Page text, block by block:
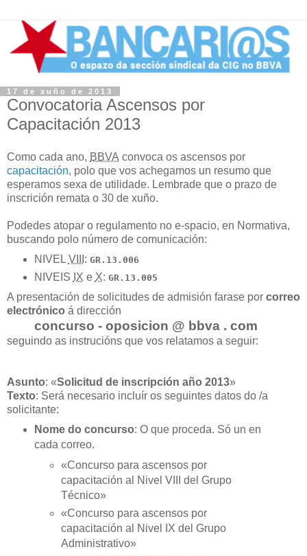
17 de xuño de 2013
Convocatoria Ascensos por
Capacitación 2013
Como cada ano, BBVA convoca os ascensos por
capacitación, polo que vos achegamos un resumo que
esperamos sexa de utilidade. Lembrade que o prazo de
inscrición remata o 30 de xuño.
Podedes atopar o regulamento no e-spacio, en Normativa,
buscando polo número de comunicación:
NIVEL VIII : GR.13.006
NIVEIS IX e X: GR.13.005
A presentación de solicitudes de admisión farase por correo
electrónico á dirección
concurso - oposicion @ bbva . com
seguindo as instrucións que vos relatamos a seguir:
Asunto: «Solicitud de inscripción año 2013»
Texto: Será necesario incluír os seguintes datos do /a
solicitante:
Nome do concurso: O que proceda. Só un en
cada correo.
«Concurso para ascensos por
capacitación al Nivel VIII del Grupo
Técnico»
«Concurso para ascensos por
capacitación al Nivel IX del Grupo
Administrativo»